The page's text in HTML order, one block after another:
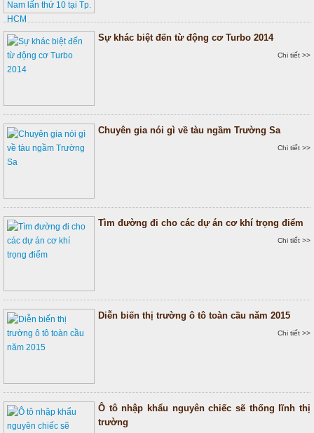
Sự khác biệt đến từ động cơ Turbo 2014
Chi tiết >>
Chuyên gia nói gì về tàu ngầm Trường Sa
Chi tiết >>
Tìm đường đi cho các dự án cơ khí trọng điểm
Chi tiết >>
Diễn biến thị trường ô tô toàn cầu năm 2015
Chi tiết >>
Ô tô nhập khẩu nguyên chiếc sẽ thống lĩnh thị
trường